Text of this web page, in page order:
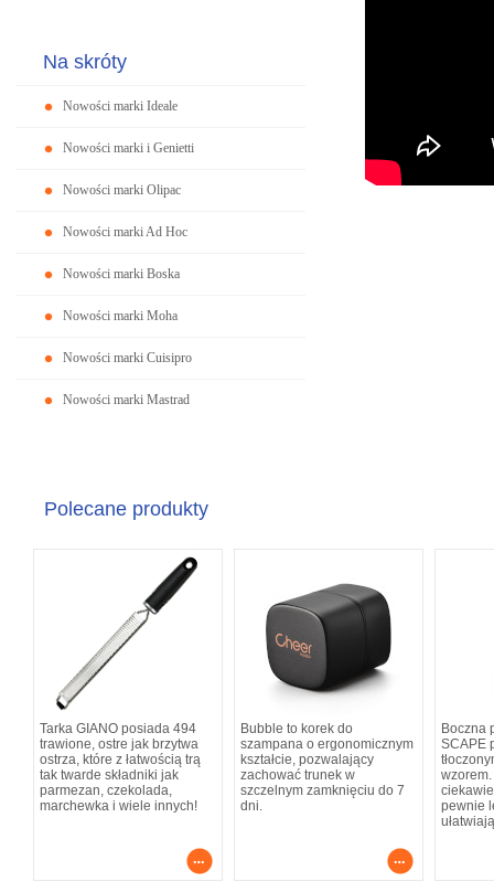
Na skróty
Nowości marki Ideale
Nowości marki i Genietti
Nowości marki Olipac
Nowości marki Ad Hoc
Nowości marki Boska
Nowości marki Moha
Nowości marki Cuisipro
Nowości marki Mastrad
Polecane produkty
Tarka GIANO posiada 494
trawione, ostre jak brzytwa
ostrza, które z łatwością trą
tak twarde składniki jak
parmezan, czekolada,
marchewka i wiele innych!
Bubble to korek do
szampana o ergonomicznym
kształcie, pozwalający
zachować trunek w
szczelnym zamknięciu do 7
dni.
Boczna
SCAPE
wzorem.
pewnie